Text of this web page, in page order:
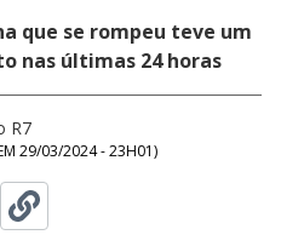
que se rompeu teve um
nas últimas 24 horas
R7
29/03/2024 - 23H01)